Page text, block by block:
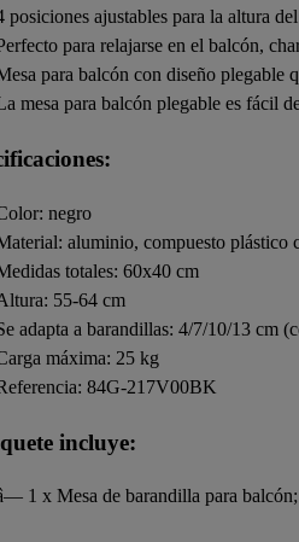
posiciones ajustables para la altura
para relajarse en el balcón,
para balcón con diseño plegable
mesa para balcón plegable es fácil
negro
aluminio, compuesto plástico
totales: 60x40 cm
55-64 cm
adapta a barandillas: 4/7/10/13 cm
máxima: 25 kg
84G-217V00BK
incluye:
1 x Mesa de barandilla para